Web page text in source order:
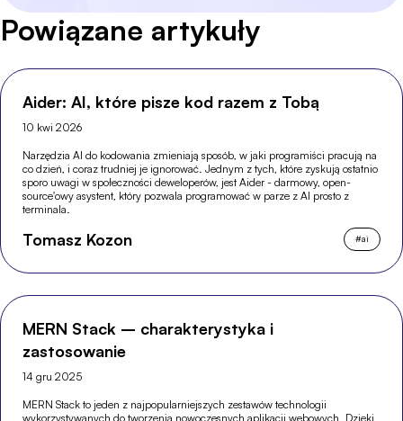
Powiązane artykuły
Aider: AI, które pisze kod razem z Tobą
10 kwi 2026
Narzędzia AI do kodowania zmieniają sposób, w jaki programiści pracują na
co dzień, i coraz trudniej je ignorować. Jednym z tych, które zyskują ostatnio
sporo uwagi w społeczności deweloperów, jest Aider - darmowy, open-
source'owy asystent, który pozwala programować w parze z AI prosto z
terminala.
Tomasz Kozon #ai
MERN Stack – charakterystyka i
zastosowanie
14 gru 2025
MERN Stack to jeden z najpopularniejszych zestawów technologii
wykorzystywanych do tworzenia nowoczesnych aplikacji webowych. Dzięki